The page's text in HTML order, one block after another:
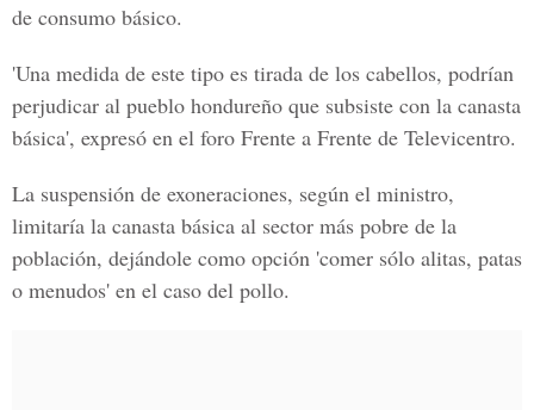
de consumo básico.
'Una medida de este tipo es tirada de los cabellos, podrían
perjudicar al pueblo hondureño que subsiste con la canasta
básica', expresó en el foro Frente a Frente de Televicentro.
La suspensión de exoneraciones, según el ministro,
limitaría la canasta básica al sector más pobre de la
población, dejándole como opción 'comer sólo alitas, patas
o menudos' en el caso del pollo.